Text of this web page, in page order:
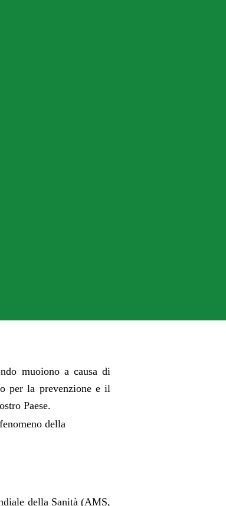
muoiono a causa di
per la prevenzione e il
Paese.
della
della Sanità (AMS,